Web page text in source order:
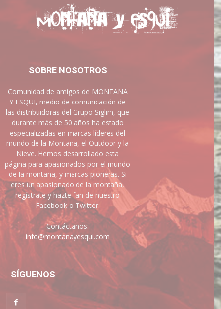
SOBRE NOSOTROS
Comunidad de amigos de MONTAÑA
Y ESQUI, medio de comunicación de
las distribuidoras del Grupo Siglim, que
durante más de 50 años ha estado
especializadas en marcas líderes del
mundo de la Montaña, el Outdoor y la
Nieve. Hemos desarrollado esta
página para apasionados por el mundo
de la montaña, y marcas pioneras. Si
eres un apasionado de la montaña,
regístrate y hazte fan de nuestro
Facebook o Twitter.
Contáctanos:
info@montanayesqui.com
SÍGUENOS